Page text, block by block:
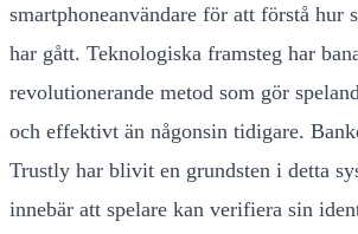
smartphoneanvändare för att förstå hur
har gått. Teknologiska framsteg har
revolutionerande metod som gör
och effektivt än någonsin tidigare.
Trustly har blivit en grundsten i detta
innebär att spelare kan verifiera sin